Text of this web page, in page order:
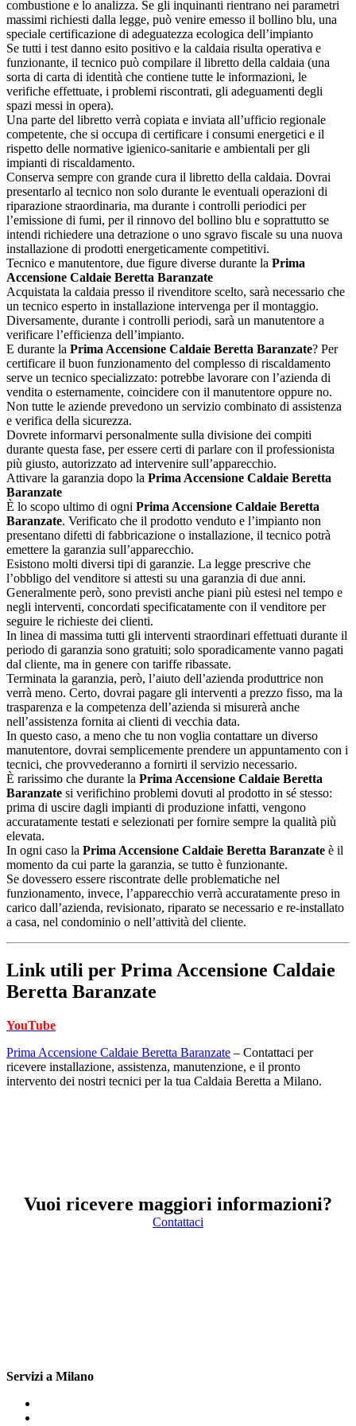
combustione e lo analizza. Se gli inquinanti rientrano nei parametri
massimi richiesti dalla legge, può venire emesso il bollino blu, una
speciale certificazione di adeguatezza ecologica dell’impianto
Se tutti i test danno esito positivo e la caldaia risulta operativa e
funzionante, il tecnico può compilare il libretto della caldaia (una
sorta di carta di identità che contiene tutte le informazioni, le
verifiche effettuate, i problemi riscontrati, gli adeguamenti degli
spazi messi in opera).
Una parte del libretto verrà copiata e inviata all’ufficio regionale
competente, che si occupa di certificare i consumi energetici e il
rispetto delle normative igienico-sanitarie e ambientali per gli
impianti di riscaldamento.
Conserva sempre con grande cura il libretto della caldaia. Dovrai
presentarlo al tecnico non solo durante le eventuali operazioni di
riparazione straordinaria, ma durante i controlli periodici per
l’emissione di fumi, per il rinnovo del bollino blu e soprattutto se
intendi richiedere una detrazione o uno sgravo fiscale su una nuova
installazione di prodotti energeticamente competitivi.
Tecnico e manutentore, due figure diverse durante la Prima
Accensione Caldaie Beretta Baranzate
Acquistata la caldaia presso il rivenditore scelto, sarà necessario che
un tecnico esperto in installazione intervenga per il montaggio.
Diversamente, durante i controlli periodi, sarà un manutentore a
verificare l’efficienza dell’impianto.
E durante la Prima Accensione Caldaie Beretta Baranzate? Per
certificare il buon funzionamento del complesso di riscaldamento
serve un tecnico specializzato: potrebbe lavorare con l’azienda di
vendita o esternamente, coincidere con il manutentore oppure no.
Non tutte le aziende prevedono un servizio combinato di assistenza
e verifica della sicurezza.
Dovrete informarvi personalmente sulla divisione dei compiti
durante questa fase, per essere certi di parlare con il professionista
più giusto, autorizzato ad intervenire sull’apparecchio.
Attivare la garanzia dopo la Prima Accensione Caldaie Beretta
Baranzate
È lo scopo ultimo di ogni Prima Accensione Caldaie Beretta
Baranzate. Verificato che il prodotto venduto e l’impianto non
presentano difetti di fabbricazione o installazione, il tecnico potrà
emettere la garanzia sull’apparecchio.
Esistono molti diversi tipi di garanzie. La legge prescrive che
l’obbligo del venditore si attesti su una garanzia di due anni.
Generalmente però, sono previsti anche piani più estesi nel tempo e
negli interventi, concordati specificatamente con il venditore per
seguire le richieste dei clienti.
In linea di massima tutti gli interventi straordinari effettuati durante il
periodo di garanzia sono gratuiti; solo sporadicamente vanno pagati
dal cliente, ma in genere con tariffe ribassate.
Terminata la garanzia, però, l’aiuto dell’azienda produttrice non
verrà meno. Certo, dovrai pagare gli interventi a prezzo fisso, ma la
trasparenza e la competenza dell’azienda si misurerà anche
nell’assistenza fornita ai clienti di vecchia data.
In questo caso, a meno che tu non voglia contattare un diverso
manutentore, dovrai semplicemente prendere un appuntamento con i
tecnici, che provvederanno a fornirti il servizio necessario.
È rarissimo che durante la Prima Accensione Caldaie Beretta
Baranzate si verifichino problemi dovuti al prodotto in sé stesso:
prima di uscire dagli impianti di produzione infatti, vengono
accuratamente testati e selezionati per fornire sempre la qualità più
elevata.
In ogni caso la Prima Accensione Caldaie Beretta Baranzate è il
momento da cui parte la garanzia, se tutto è funzionante.
Se dovessero essere riscontrate delle problematiche nel
funzionamento, invece, l’apparecchio verrà accuratamente preso in
carico dall’azienda, revisionato, riparato se necessario e re-installato
a casa, nel condominio o nell’attività del cliente.
Link utili per Prima Accensione Caldaie
Beretta Baranzate
YouTube
Prima Accensione Caldaie Beretta Baranzate – Contattaci per
ricevere installazione, assistenza, manutenzione, e il pronto
intervento dei nostri tecnici per la tua Caldaia Beretta a Milano.
Vuoi ricevere maggiori informazioni?
Contattaci
Servizi a Milano